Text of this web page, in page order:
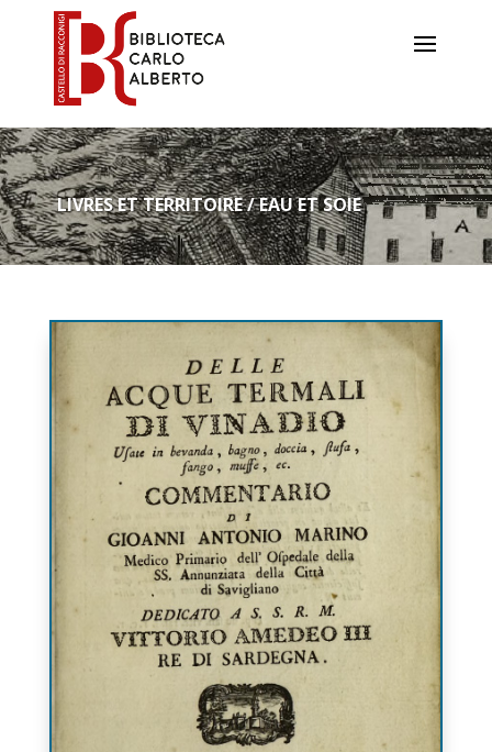
LIVRES ET TERRITOIRE / EAU ET SOIE